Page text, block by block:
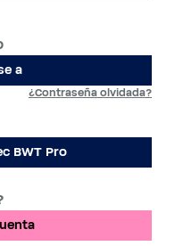
a
¿Contraseña olvidada?
BWT Pro